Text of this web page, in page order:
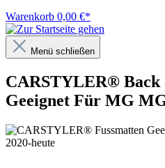
Warenkorb 0,00 €*
Menü schließen
CARSTYLER® Back
Geeignet Für MG